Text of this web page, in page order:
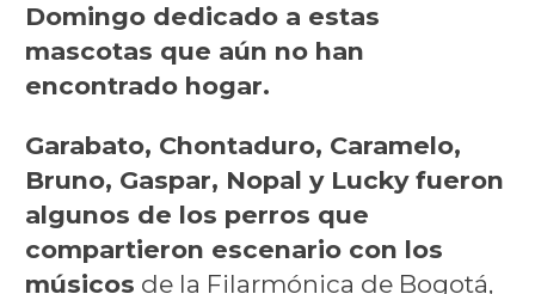
Domingo dedicado a estas
mascotas que aún no han
encontrado hogar.
Garabato, Chontaduro, Caramelo,
Bruno, Gaspar, Nopal y Lucky fueron
algunos de los perros que
compartieron escenario con los
músicos de la Filarmónica de Bogotá,